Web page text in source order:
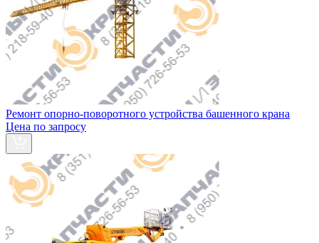
Ремонт опорно-поворотного устройства башенного крана
Цена по запросу